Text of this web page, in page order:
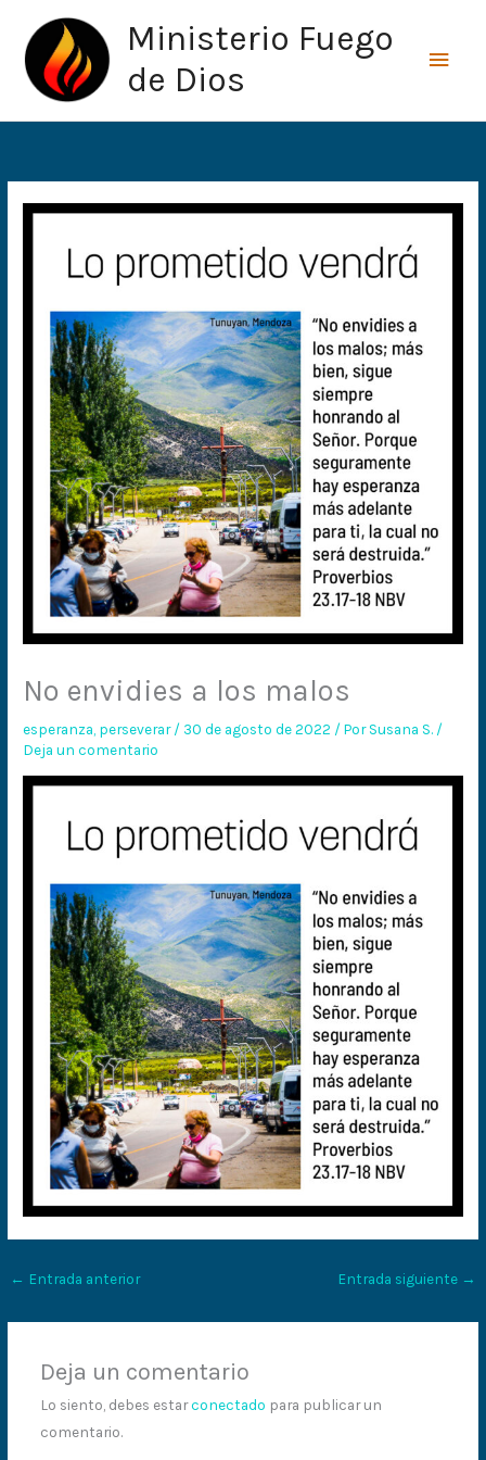
contenido
Ministerio Fuego
de Dios
No envidies a los malos
esperanza, perseverar/ 30 de agosto de 2022 / PorSusana S. /
Deja un comentario
← Entrada anterior Entrada siguiente →
Deja un comentario
Lo siento, debes estarconectado para publicar un
comentario.